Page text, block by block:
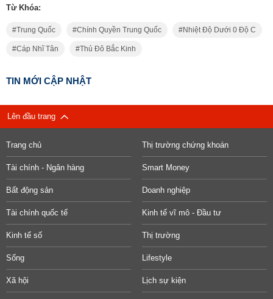
Từ Khóa:
Trung Quốc Chính Quyền Trung Quốc Nhiệt Độ Dưới 0 Độ C
Cáp Nhĩ Tân Thủ Đô Bắc Kinh
TIN MỚI CẬP NHẬT
Lên đầu trang
Trang chủ Thị trường chứng khoán
Tài chính - Ngân hàng Smart Money
Bất động sản Doanh nghiệp
Tài chính quốc tế Kinh tế vĩ mô - Đầu tư
Kinh tế số Thị trường
Sống Lifestyle
Xã hội Lịch sự kiện